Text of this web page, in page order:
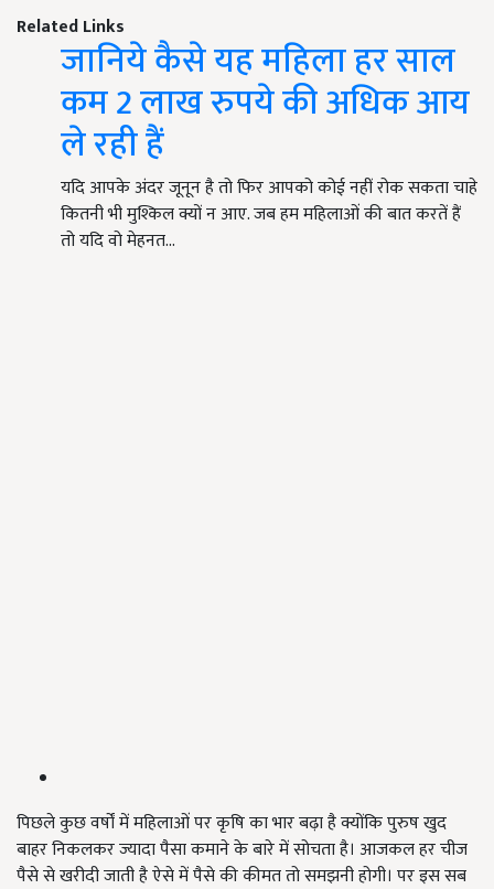
Related Links
जानिये कैसे यह महिला हर साल
कम 2 लाख रुपये की अधिक आय
ले रही हैं
यदि आपके अंदर जूनून है तो फिर आपको कोई नहीं रोक सकता चाहे
कितनी भी मुश्किल क्यों न आए. जब हम महिलाओं की बात करतें हैं
तो यदि वो मेहनत…
पिछले कुछ वर्षों में महिलाओं पर कृषि का भार बढ़ा है क्योंकि पुरुष खुद
बाहर निकलकर ज्यादा पैसा कमाने के बारे में सोचता है। आजकल हर चीज
पैसे से खरीदी जाती है ऐसे में पैसे की कीमत तो समझनी होगी। पर इस सब